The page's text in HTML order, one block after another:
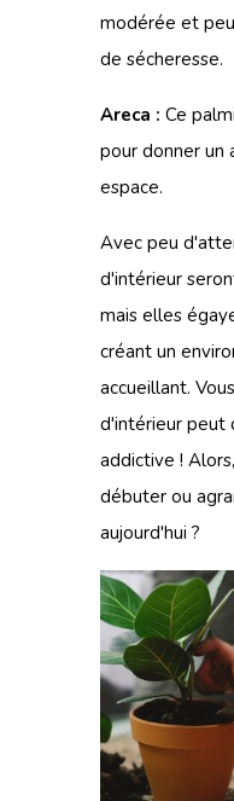
modérée et
de sécheresse.
Areca : Ce
pour donner un
espace.
Avec peu
d'intérieur
mais elles
créant un
accueillant.
d'intérieur peut
addictive !
débuter ou
aujourd'hui ?